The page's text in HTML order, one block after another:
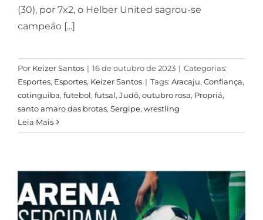
(30), por 7x2, o Helber United sagrou-se
campeão [...]
Por Keizer Santos | 16 de outubro de 2023 | Categorias:
Esportes, Esportes, Keizer Santos | Tags: Aracaju, Confiança,
cotinguiba, futebol, futsal, Judô, outubro rosa, Propriá,
santo amaro das brotas, Sergipe, wrestling
Leia Mais